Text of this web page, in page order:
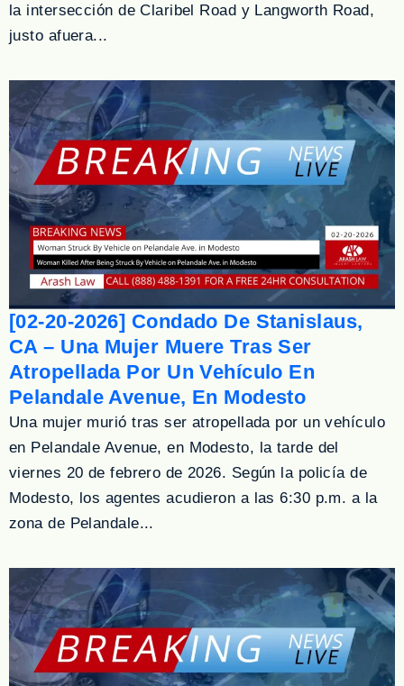
la intersección de Claribel Road y Langworth Road,
justo afuera...
[02-20-2026] Condado De Stanislaus,
CA – Una Mujer Muere Tras Ser
Atropellada Por Un Vehículo En
Pelandale Avenue, En Modesto
Una mujer murió tras ser atropellada por un vehículo
en Pelandale Avenue, en Modesto, la tarde del
viernes 20 de febrero de 2026. Según la policía de
Modesto, los agentes acudieron a las 6:30 p.m. a la
zona de Pelandale...